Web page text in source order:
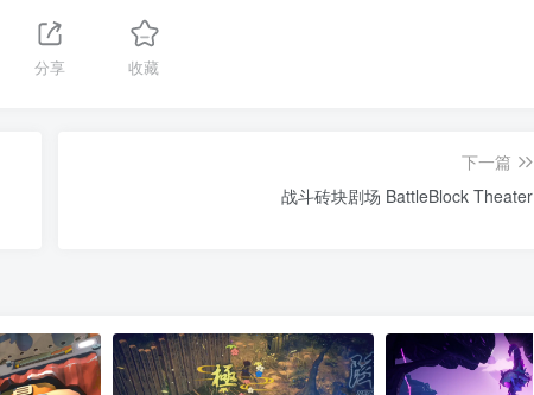
分享 收藏
下一篇
战斗砖块剧场 BattleBlock Theater